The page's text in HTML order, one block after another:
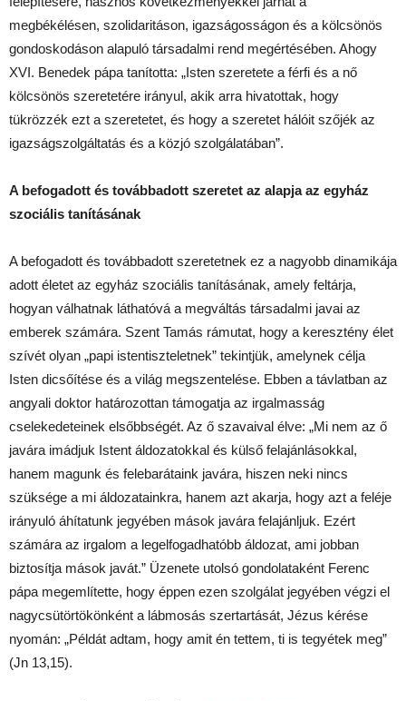
megbékélésen, szolidaritáson, igazságosságon és a kölcsönös
gondoskodáson alapuló társadalmi rend megértésében. Ahogy
XVI. Benedek pápa tanította: „Isten szeretete a férfi és a nő
kölcsönös szeretetére irányul, akik arra hivatottak, hogy
tükrözzék ezt a szeretetet, és hogy a szeretet hálóit szőjék az
igazságszolgáltatás és a közjó szolgálatában”.
A befogadott és továbbadott szeretet az alapja az egyház
szociális tanításának
A befogadott és továbbadott szeretetnek ez a nagyobb dinamikája
adott életet az egyház szociális tanításának, amely feltárja,
hogyan válhatnak láthatóvá a megváltás társadalmi javai az
emberek számára. Szent Tamás rámutat, hogy a keresztény élet
szívét olyan „papi istentiszteletnek” tekintjük, amelynek célja
Isten dicsőítése és a világ megszentelése. Ebben a távlatban az
angyali doktor határozottan támogatja az irgalmasság
cselekedeteinek elsőbbségét. Az ő szavaival élve: „Mi nem az ő
javára imádjuk Istent áldozatokkal és külső felajánlásokkal,
hanem magunk és felebarátaink javára, hiszen neki nincs
szüksége a mi áldozatainkra, hanem azt akarja, hogy azt a feléje
irányuló áhítatunk jegyében mások javára felajánljuk. Ezért
számára az irgalom a legelfogadhatóbb áldozat, ami jobban
biztosítja mások javát.” Üzenete utolsó gondolataként Ferenc
pápa megemlítette, hogy éppen ezen szolgálat jegyében végzi el
nagycsütörtökönként a lábmosás szertartását, Jézus kérése
nyomán: „Példát adtam, hogy amit én tettem, ti is tegyétek meg”
(Jn 13,15).